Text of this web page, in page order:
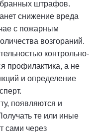
штрафов.
снижение вреда
с пожарным
возгораний.
контрольно-
профилактика, а не
и определение
появляются и
те или иные
сами через